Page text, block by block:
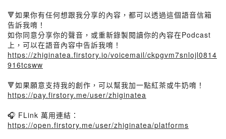
🔻如果你有任何想跟我分享的內容，都可以透過這個語音信箱
告訴我唷！
如你同意分享你的聲音，或重新錄製閱讀你的內容在Podcast
上，可以在語音內容中告訴我唷！
https://zhiginatea.firstory.io/voicemail/ckpgvm7snlojl0814
916tcsww
🔻如果願意支持我的創作，可以幫我加一點紅茶或牛奶唷！
https://pay.firstory.me/user/zhiginatea
🎧 FLink 萬用連結：
https://open.firstory.me/user/zhiginatea/platforms